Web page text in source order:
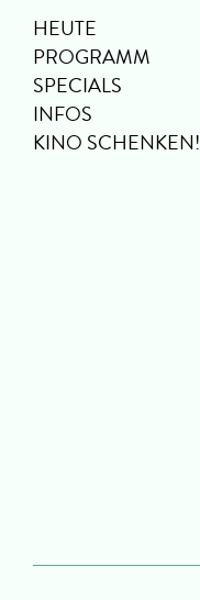
HEUTE
PROGRAMM
SPECIALS
INFOS
KINO SCHENKEN!